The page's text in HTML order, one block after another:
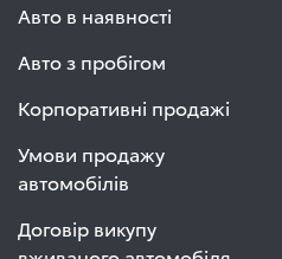
Авто в наявності
Авто з пробігом
Корпоративні продажі
Умови продажу
автомобілів
Договір викупу